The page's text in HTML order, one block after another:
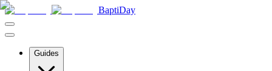
BaptiDay
Guides